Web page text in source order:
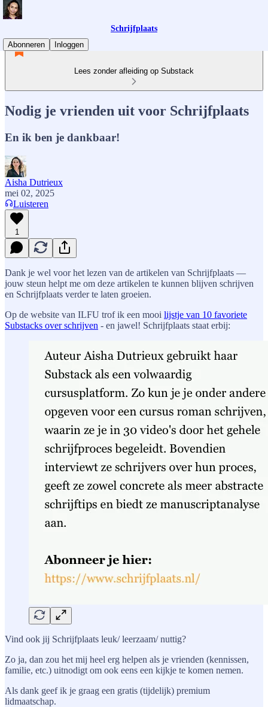
Schrijfplaats
Abonneren
Inloggen
Lees zonder afleiding op Substack
Nodig je vrienden uit voor Schrijfplaats
En ik ben je dankbaar!
Aisha Dutrieux
mei 02, 2025
Luisteren
1
Dank je wel voor het lezen van de artikelen van Schrijfplaats —
jouw steun helpt me om deze artikelen te kunnen blijven schrijven
en Schrijfplaats verder te laten groeien.
Op de website van ILFU trof ik een mooi lijstje van 10 favoriete
Substacks over schrijven - en jawel! Schrijfplaats staat erbij:
Vind ook jij Schrijfplaats leuk/ leerzaam/ nuttig?
Zo ja, dan zou het mij heel erg helpen als je vrienden (kennissen,
familie, etc.) uitnodigt om ook eens een kijkje te komen nemen.
Als dank geef ik je graag een gratis (tijdelijk) premium
lidmaatschap.